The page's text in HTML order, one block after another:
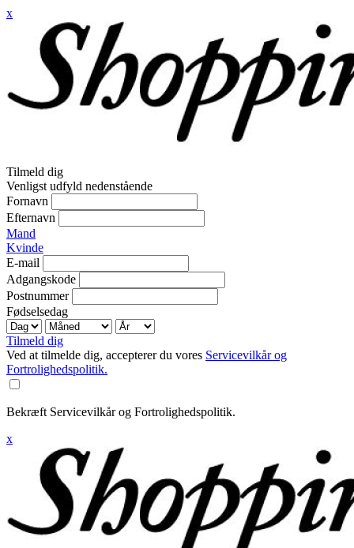
x
Tilmeld dig
Venligst udfyld nedenstående
Fornavn
Efternavn
Mand
Kvinde
E-mail
Adgangskode
Postnummer
Fødselsedag
Tilmeld dig
Ved at tilmelde dig, accepterer du vores Servicevilkår og
Fortrolighedspolitik.
Bekræft Servicevilkår og Fortrolighedspolitik.
x